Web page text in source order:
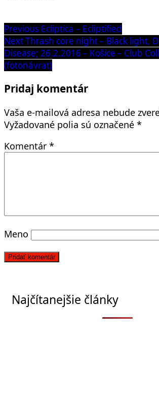
Navigácia
v
článku
Previous Previous
post:
Ecliptica – Ecliptified
NextNext
post:
Thrash core night – Black light,
Disease; 26.2.2016 – Košice – Club
(fotonávrat)
Pridaj komentár
Vaša e-mailová adresa nebude
Vyžadované polia sú označené *
Komentár *
Meno
Najčítanejšie články